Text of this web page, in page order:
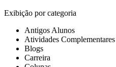
Exibição por categoria
Antigos Alunos
Atividades Complementares
Blogs
Carreira